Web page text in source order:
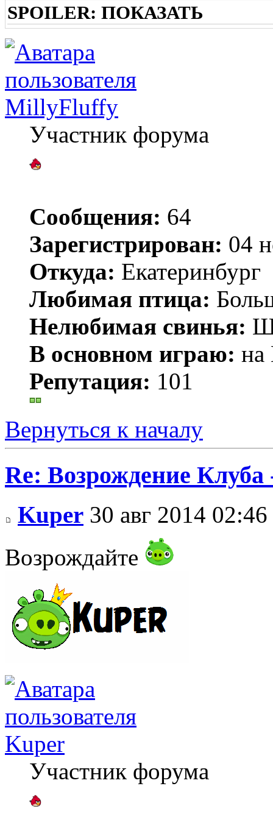
SPOILER: ПОКАЗАТЬ
MillyFluffy
Участник форума
Сообщения: 64
Зарегистрирован: 04
Откуда: Екатеринбург
Любимая птица:
Нелюбимая свинья:
В основном играю: на
Репутация: 101
Вернуться к началу
Re: Возрождение
Kuper 30 авг 2014 02:46
Возрождайте
Kuper
Участник форума